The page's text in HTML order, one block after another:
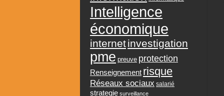
Intelligence
économique
internetinvestigation
pme preuve protection
Renseignement risque
Réseaux sociaux salarié
strategie surveillance